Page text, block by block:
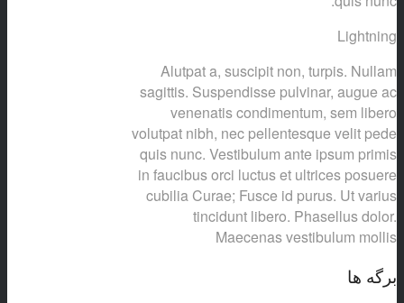
Lightning
Alutpat a, suscipit non, turpis. Nullam
sagittis. Suspendisse pulvinar, augue ac
venenatis condimentum, sem libero
volutpat nibh, nec pellentesque velit pede
quis nunc. Vestibulum ante ipsum primis
in faucibus orci luctus et ultrices posuere
cubilia Curae; Fusce id purus. Ut varius
tincidunt libero. Phasellus dolor.
Maecenas vestibulum mollis
برگه ها